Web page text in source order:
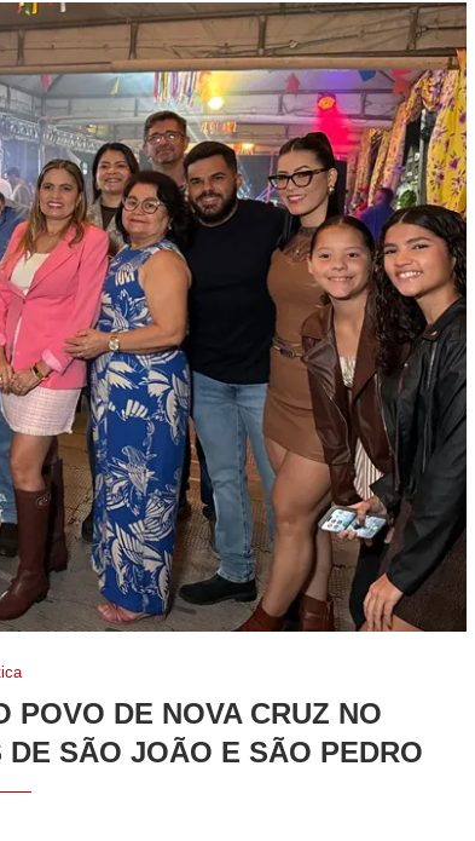
POVO DE NOVA CRUZ NO
SÃO JOÃO E SÃO PEDRO